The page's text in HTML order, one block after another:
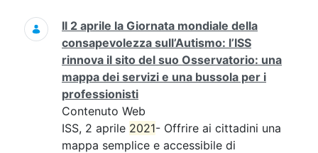
Il 2 aprile la Giornata mondiale della
consapevolezza sull’Autismo: l’ISS
rinnova il sito del suo Osservatorio: una
mappa dei servizi e una bussola per i
professionisti
Contenuto Web
ISS, 2 aprile 2021- Offrire ai cittadini una
mappa semplice e accessibile di